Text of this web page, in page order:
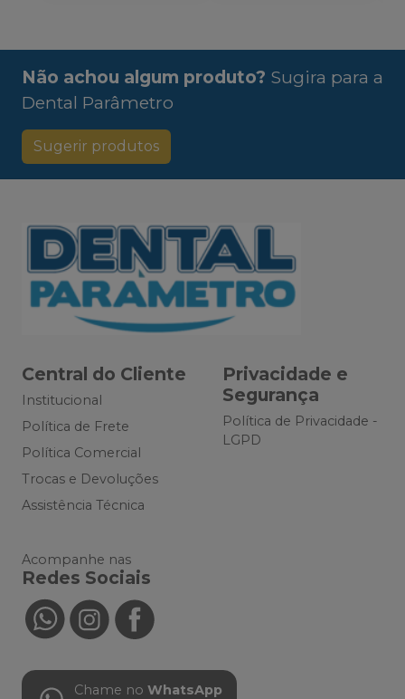
Não achou algum produto? Sugira para a
Dental Parâmetro
Sugerir produtos
Central do Cliente
Institucional
Política de Frete
Política Comercial
Trocas e Devoluções
Assistência Técnica
Privacidade e
Segurança
Política de Privacidade -
LGPD
Acompanhe nas
Redes Sociais
Chame no WhatsApp